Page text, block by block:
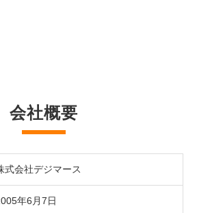
【お得にフォロワー獲得】Twitter合同
キャンペーン開催のご案内「dgift大抽
【夏の販促に！】費用対効果の良い
SNSキャンペーンとは【無料オンライ
ンセミナー】
会社概要
式会社デジマース
年6月7日